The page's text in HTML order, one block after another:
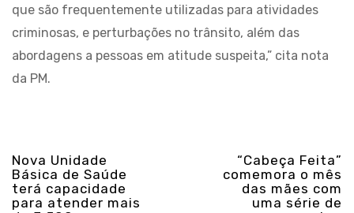
que são frequentemente utilizadas para atividades
criminosas, e perturbações no trânsito, além das
abordagens a pessoas em atitude suspeita,” cita nota
da PM.
Nova Unidade
Básica de Saúde
terá capacidade
para atender mais
“Cabeça Feita”
comemora o mês
das mães com
uma série de